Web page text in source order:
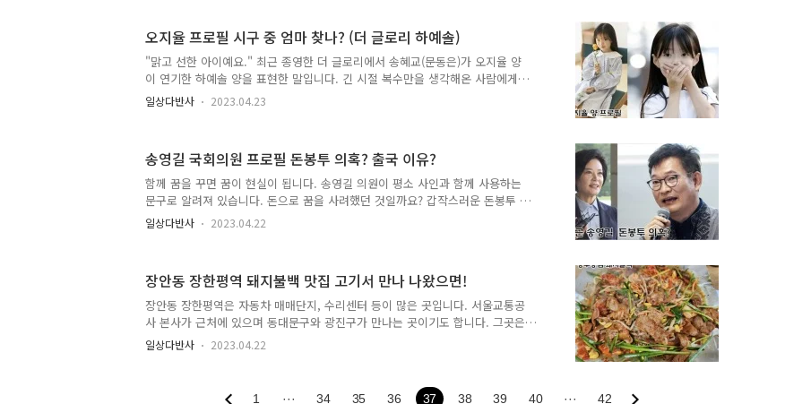
물들이 말이죠. 개그맨 박수홍이 대표 인물이라고 합니다. 또, 다른 사람에게 어
떤 일을 해주는 것도 선행이라면 어려운 환경에서 엇나가지 않고 올바르게 자라
는 모습도 착한 행동이 아닐까 싶습니다. 그런 면에서 보면 배우 심형탁도 그런
사람..
오지율 프로필 시구 중 엄마 찾나? (더 글로리 하예솔)
"맑고 선한 아이예요." 최근 종영한 더 글로리에서 송혜교(문동은)가 오지율 양
이 연기한 하예솔 양을 표현한 말입니다. 긴 시절 복수만을 생각해온 사람에게
그런 표현을 하게 만드는 캐릭터라니 신기합니다. 더 글로리를 재밌게 보신 시청
자 분들께서는 공감할 것 같습니다. 최근 4월 2일 인형 같은 아역 배우 오지율
하예솔 양의 프로필을 정리해보겠습니다. 목차 1. 배우 오지율 양의 ELLE 화보
촬영 및 인터뷰 2. 아역 배우 오지율 양 프로필 나이 3. 오지율 양의 꿈과 학교 생
활, 남자친구 있는 여자, 오지율 시구 1. 배우 오지율 양의 ELLE 화..
일상다반사 2023.04.23
송영길 국회의원 프로필 돈봉투 의혹? 출국 이유?
함께 꿈을 꾸면 꿈이 현실이 됩니다. 송영길 의원이 평소 사인과 함께 사용하는
문구로 알려져 있습니다. 돈으로 꿈을 사려했던 것일까요? 갑작스러운 돈봉투 의
혹이 일어나며 송영길 국회의원 더불어민주당 전 대표이자 전 서울시장 후보가
논란에 휩싸였습니다. 목차 1. 송영길 의원 선거 이력 2. 송영길 국회의원 프로필
인입니다. 1999년 6월 재보궐선거에서 인천 계양·강화 갑구 새정치국민회의 후
보로 정계에 입문했으나 낙선했습니다. 이후 2000년 새천년민주당으로 이름을
바꾼 민주당 후보로 인천 계양 선거구에서 당선되며 초선 국회의원이 되었습니
다. 이후..
일상다반사 2023.04.22
장안동 장한평역 돼지불백 맛집 고기서 만나 나왔으면!
장안동 장한평역은 자동차 매매단지, 수리센터 등이 많은 곳입니다. 서울교통공
사 본사가 근처에 있으며 동대문구와 광진구가 만나는 곳이기도 합니다. 그곳은
과거부터 자동차의 용산전자라 불리며 관련 업체들이 즐비한 곳이라 나름의 시
장권이 잘 형성된 곳입니다. 아직도 자동차 수리 시 저렴한 가격으로 서비스 해
개그맨 이경규 씨의 치킨 프렌차이즈 브랜드 본닭 본점이 있는 곳이기도 합니다.
일상다반사 2023.04.22
1 ··· 34 35 36 37 38 39 40 ··· 42